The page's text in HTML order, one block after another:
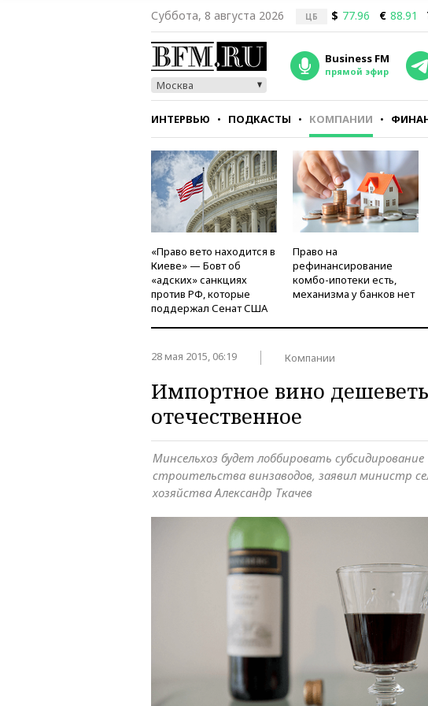
Суббота, 8 августа 2026 ЦБ $ 77.96 € 88.91
Москва
Business FM
прямой эфир
ИНТЕРВЬЮ ПОДКАСТЫ КОМПАНИИ
СТИЛЬ ТЕСТЫ
«Право вето находится в
Киеве» — Бовт об
«адских» санкциях
против РФ, которые
поддержал Сенат США
Право на
рефинансирование
комбо-ипотеки есть,
механизма у банков нет
28 мая 2015, 06:19 Компании
Импортное вино
отечественное
Минсельхоз будет лоббировать субсидирование
строительства винзаводов, заявил министр
хозяйства Александр Ткачев